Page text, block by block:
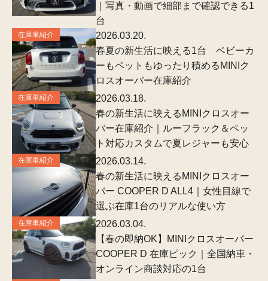
｜写真・動画で細部まで確認できる1
台
在庫車紹介
2026.03.20.
春夏の新生活に映える1台 ベビーカ
ーもペットもゆったり積めるMINIク
ロスオーバー在庫紹介
在庫車紹介
2026.03.18.
春の新生活に映えるMINIクロスオー
バー在庫紹介｜ルーフラック＆ペッ
ト対応カスタムで夏レジャーも安心
在庫車紹介
2026.03.14.
春の新生活に映えるMINIクロスオー
バー COOPER D ALL4｜女性目線で
選ぶ在庫1台のリアルな使い方
在庫車紹介
2026.03.04.
【春の即納OK】MINIクロスオーバー
COOPER D 在庫ピック｜全国納車・
オンライン商談対応の1台